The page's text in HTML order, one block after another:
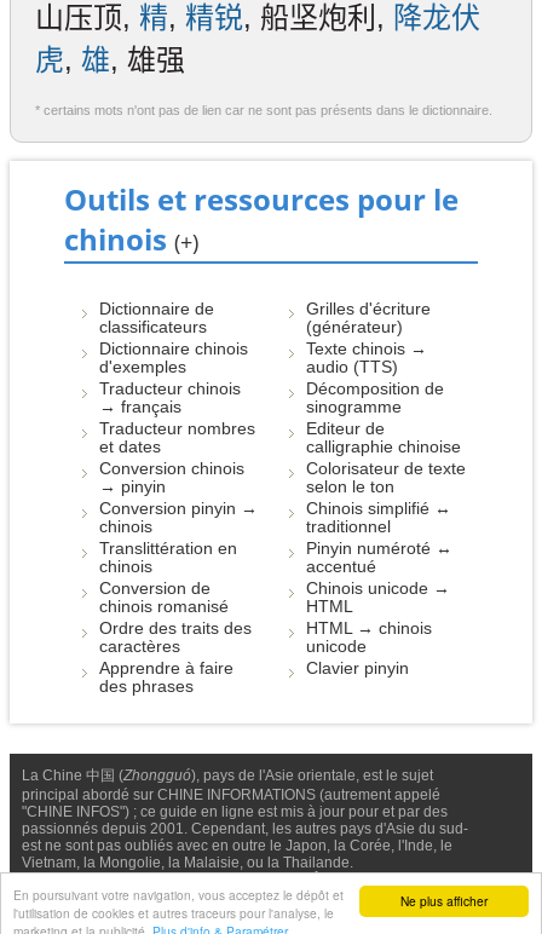
Ne plus afficher
En poursuivant votre navigation, vous acceptez le dépôt et
l'utilisation de cookies et autres traceurs pour l'analyse, le
山压顶, 精, 精锐, 船坚炮利, 降龙伏
虎, 雄, 雄强
* certains mots n'ont pas de lien car ne sont pas présents dans le dictionnaire.
Outils et ressources pour le
chinois (+)
Dictionnaire de
classificateurs
Dictionnaire chinois
d'exemples
Traducteur chinois
→ français
Traducteur nombres
et dates
Conversion chinois
→ pinyin
Conversion pinyin →
chinois
Translittération en
chinois
Conversion de
chinois romanisé
Ordre des traits des
caractères
Apprendre à faire
des phrases
Grilles d'écriture
(générateur)
Texte chinois →
audio (TTS)
Décomposition de
sinogramme
Editeur de
calligraphie chinoise
Colorisateur de texte
selon le ton
Chinois simplifié ↔
traditionnel
Pinyin numéroté ↔
accentué
Chinois unicode →
HTML
HTML → chinois
unicode
Clavier pinyin
La Chine 中国 (Zhongguó), pays de l'Asie orientale, est le sujet
principal abordé sur CHINE INFORMATIONS (autrement appelé
"CHINE INFOS") ; ce guide en ligne est mis à jour pour et par des
passionnés depuis 2001. Cependant, les autres pays d'Asie du sud-
est ne sont pas oubliés avec en outre le Japon, la Corée, l'Inde, le
Vietnam, la Mongolie, la Malaisie, ou la Thailande.
© Chine Informations, 2026 - Tous droits réservés (depuis 2001)